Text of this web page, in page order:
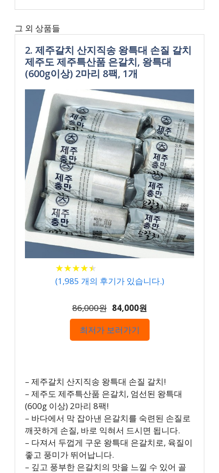
그 외 상품들
2. 제주갈치 산지직송 왕특대 손질 갈치
제주도 제주특산품 은갈치, 왕특대
(600g이상) 2마리 8팩, 1개
★★★★★
★★★★★
(1,985 개의 후기가 있습니다.)
86,000원 84,000원
최저가 보러가기
– 제주갈치 산지직송 왕특대 손질 갈치!
– 제주도 제주특산품 은갈치, 엄선된 왕특대
(600g 이상) 2마리 8팩!
– 바다에서 막 잡아낸 은갈치를 숙련된 손질로
깨끗하게 손질, 바로 익혀서 드시면 됩니다.
– 다져서 두껍게 구운 왕특대 은갈치로, 육질이
좋고 풍미가 뛰어납니다.
– 깊고 풍부한 은갈치의 맛을 느낄 수 있어 골